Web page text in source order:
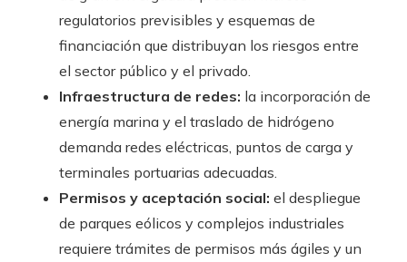
regulatorios previsibles y esquemas de
financiación que distribuyan los riesgos entre
el sector público y el privado.
Infraestructura de redes: la incorporación de
energía marina y el traslado de hidrógeno
demanda redes eléctricas, puntos de carga y
terminales portuarias adecuadas.
Permisos y aceptación social: el despliegue
de parques eólicos y complejos industriales
requiere trámites de permisos más ágiles y un